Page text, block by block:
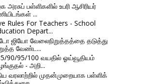
அரசுப் பள்ளிகளில் உபரி ஆசிரியர்
...
Rules For Teachers - School
Depart...
ஜியோ வேலைநிறுத்தத்தை தடுத்து
வேண்ட...
90/95/100 வயதில் ஓய்வூதியம்
- அறி...
வரலாற்றில் முதன்முறையாக பள்ளிக்